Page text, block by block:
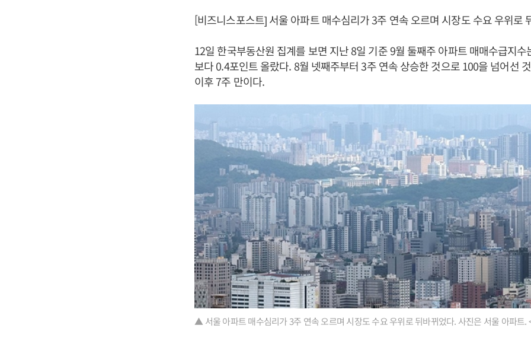
[비즈니스포스트] 서울 아파트 매수심리가 3주 연속 오르며 시장도 수요 우위로
12일 한국부동산원 집계를 보면 지난 8일 기준 9월 둘째주 아파트 매매수급지수
보다 0.4포인트 올랐다. 8월 넷째주부터 3주 연속 상승한 것으로 100을 넘어선
이후 7주 만이다.
▲ 서울 아파트 매수심리가 3주 연속 오르며 시장도 수요 우위로 뒤바뀌었다. 사진은 서울 아파트.